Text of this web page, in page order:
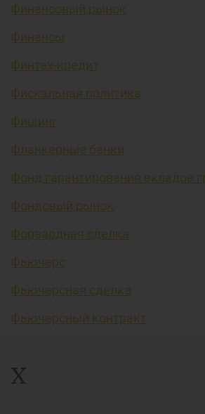
Финансовый рынок
Финансы
Финтех-кредит
Фискальная политика
Фишинг
Фланкерные банки
Фонд гарантирования вкладов
Фондовый рынок
Форвардная сделка
Фьючерс
Фьючерсная сделка
Фьючерсный контракт
Х